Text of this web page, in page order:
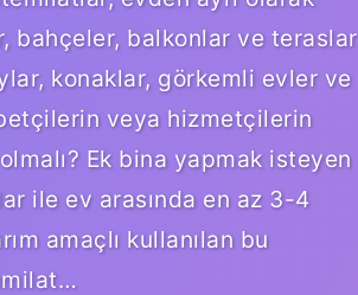
bahçeler, balkonlar ve teraslar
konaklar, görkemli evler ve
veya hizmetçilerin
Ek bina yapmak isteyen
ile ev arasında en az 3-4
amaçlı kullanılan bu